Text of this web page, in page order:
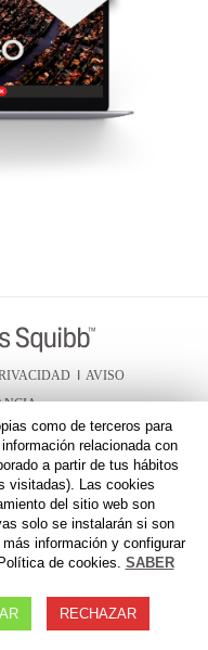
I AVISO
como de terceros para
relacionada con
a partir de tus hábitos
visitadas). Las cookies
del sitio web son
solo se instalarán si son
información y configurar
de cookies. SABER
RECHAZAR